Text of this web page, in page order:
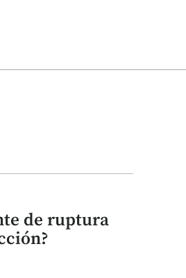
de ruptura